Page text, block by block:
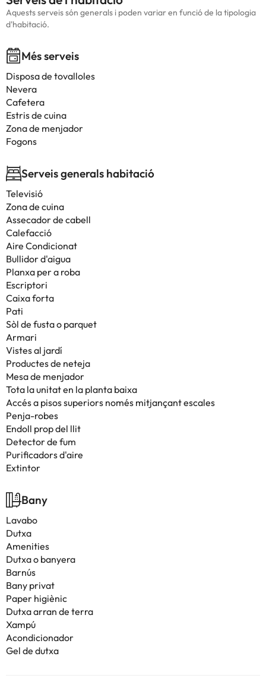
Aquests serveis són generals i poden variar en funció de la tipologia
d'habitació.
Més serveis
Disposa de tovalloles
Nevera
Cafetera
Estris de cuina
Zona de menjador
Fogons
Serveis generals habitació
Televisió
Zona de cuina
Assecador de cabell
Calefacció
Aire Condicionat
Bullidor d'aigua
Planxa per a roba
Escriptori
Caixa forta
Pati
Sòl de fusta o parquet
Armari
Vistes al jardí
Productes de neteja
Mesa de menjador
Tota la unitat en la planta baixa
Accés a pisos superiors només mitjançant escales
Penja-robes
Endoll prop del llit
Detector de fum
Purificadors d'aire
Extintor
Bany
Lavabo
Dutxa
Amenities
Dutxa o banyera
Barnús
Bany privat
Paper higiènic
Dutxa arran de terra
Xampú
Acondicionador
Gel de dutxa